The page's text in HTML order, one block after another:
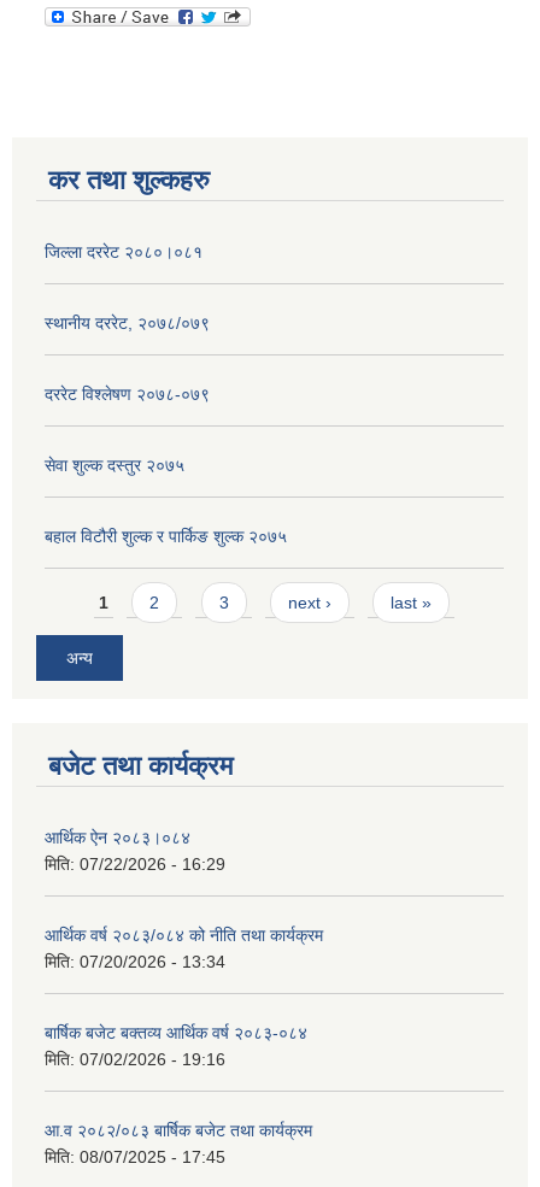
कर तथा शुल्कहरु
जिल्ला दररेट २०८०।०८१
स्थानीय दररेट, २०७८/०७९
दररेट विश्लेषण २०७८-०७९
सेवा शुल्क दस्तुर २०७५
बहाल विटौरी शुल्क र पार्किङ शुल्क २०७५
Pages
1 2 3 next › last »
अन्य
बजेट तथा कार्यक्रम
आर्थिक ऐन २०८३।०८४
मिति: 07/22/2026 - 16:29
आर्थिक वर्ष २०८३/०८४ को नीति तथा कार्यक्रम
मिति: 07/20/2026 - 13:34
बार्षिक बजेट बक्तव्य आर्थिक वर्ष २०८३-०८४
मिति: 07/02/2026 - 19:16
आ.व २०८२/०८३ बार्षिक बजेट तथा कार्यक्रम
मिति: 08/07/2025 - 17:45